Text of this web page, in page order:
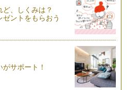
語を聞き理解する力ですが、とっ
こで話す&…
平松あずささんが主宰する『音の
、しくみは？
ントをもらおう
サポート！